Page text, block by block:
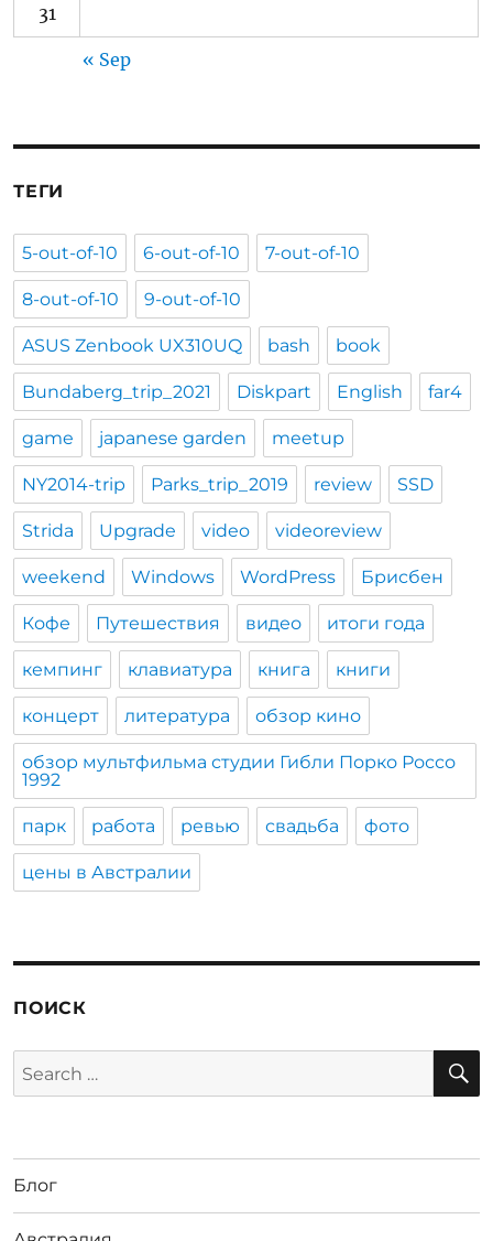
31
« Sep
ТЕГИ
5-out-of-10 6-out-of-10 7-out-of-10
8-out-of-10 9-out-of-10
ASUS Zenbook UX310UQ bash book
Bundaberg_trip_2021 Diskpart English far4
game japanese garden meetup
NY2014-trip Parks_trip_2019 review SSD
Strida Upgrade video videoreview
weekend Windows WordPress Брисбен
Кофе Путешествия видео итоги года
кемпинг клавиатура книга книги
концерт литература обзор кино
обзор мультфильма студии Гибли Порко Россо
1992
парк работа ревью свадьба фото
цены в Австралии
ПОИСК
Search
for:
Блог